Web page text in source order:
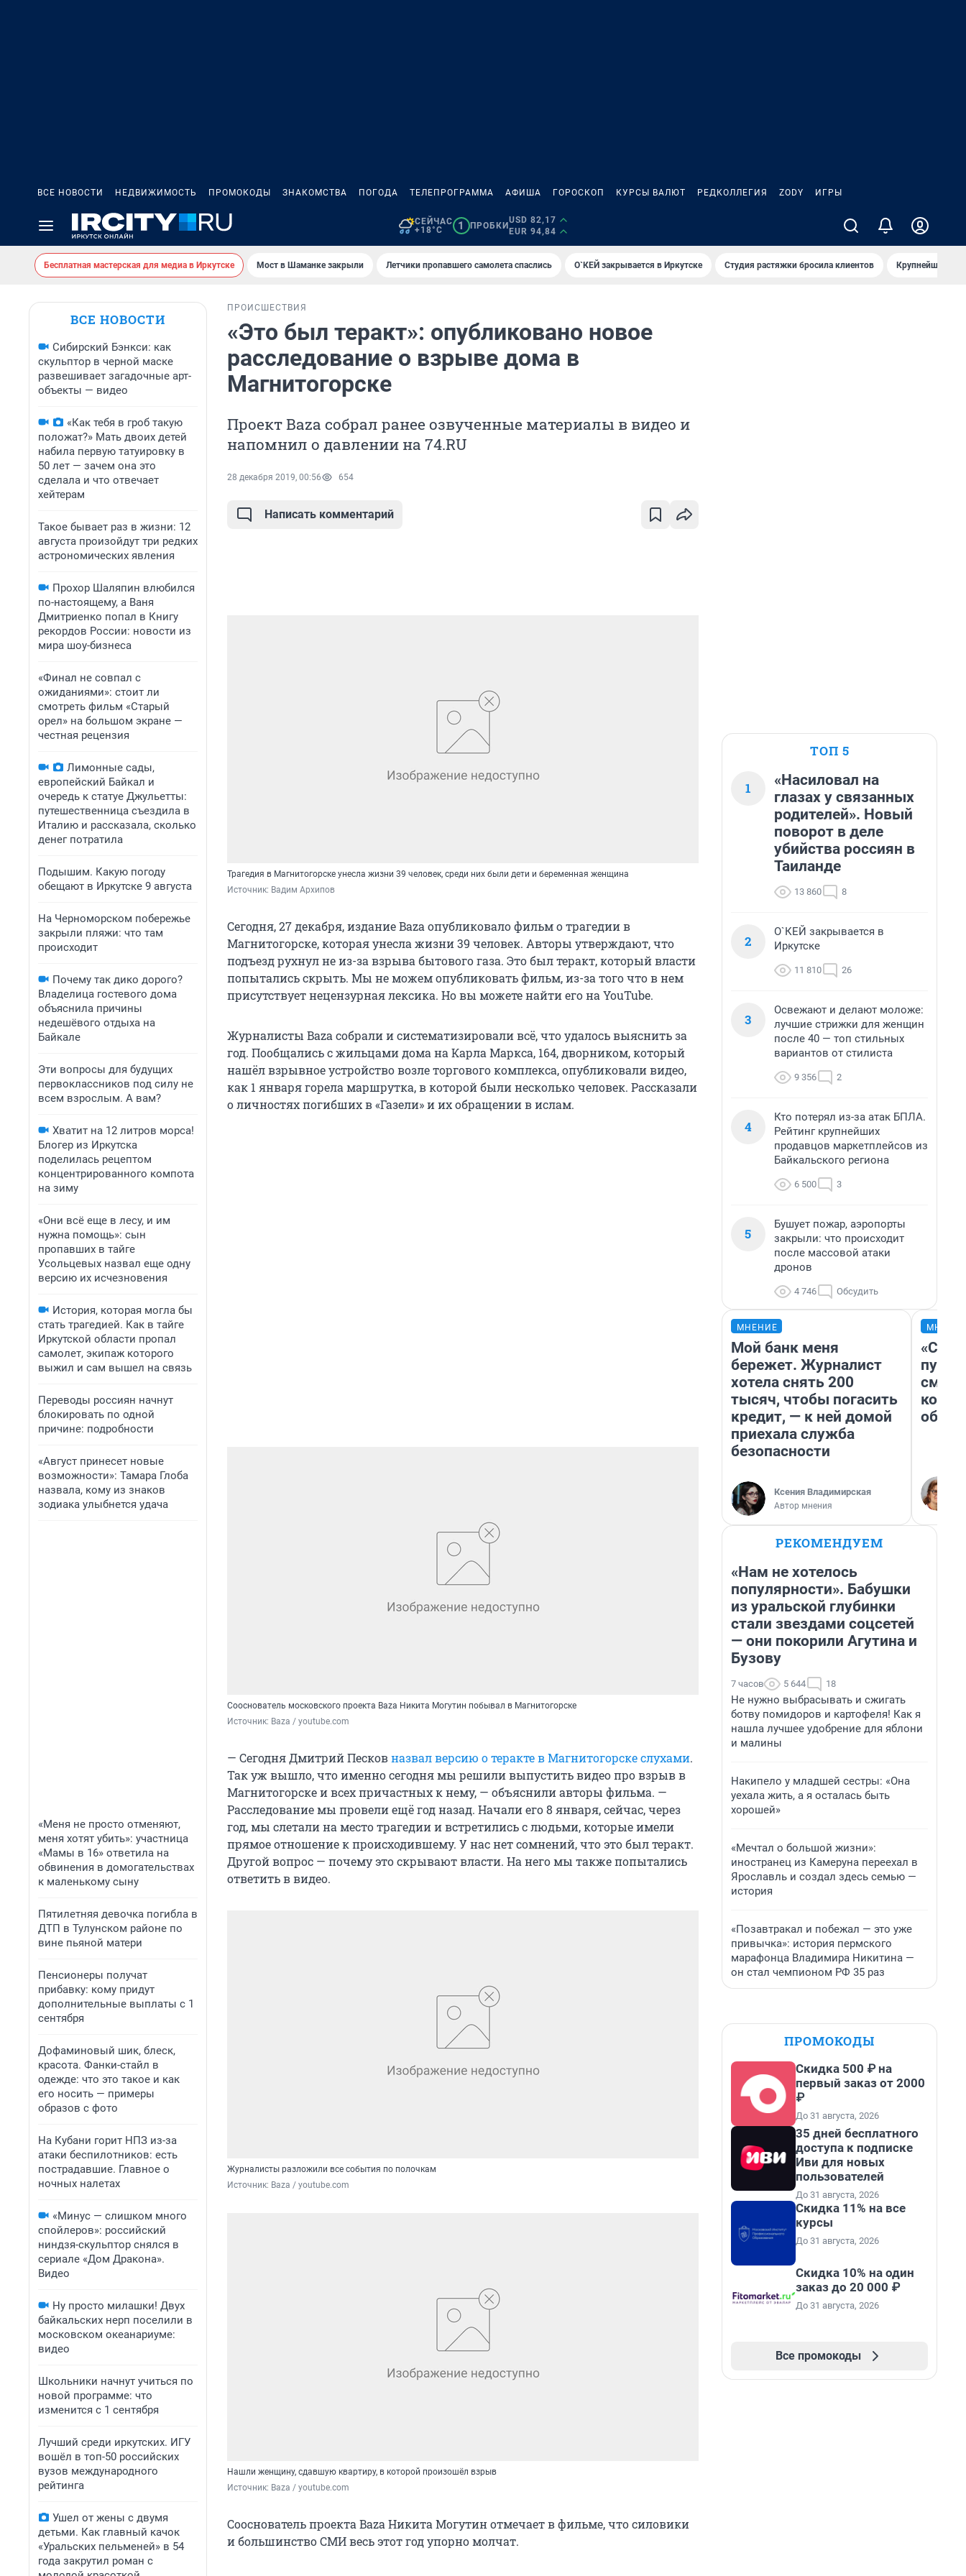
ВСЕ НОВОСТИ НЕДВИЖИМОСТЬ ПРОМОКОДЫ ЗНАКОМСТВА ПОГОДА ТЕЛЕПРОГРАММА АФИША ГОРОСКОП КУРСЫ ВАЛЮТ РЕДКОЛЛЕГИЯ ZODY ИГРЫ
СЕЙЧАС
+18°C
1 ПРОБКИ
USD 82,17
EUR 94,84
Бесплатная мастерская для медиа в Иркутске Мост в Шаманке закрыли Летчики пропавшего самолета спаслись О`КЕЙ закрывается в Иркутске Студия растяжки бросила клиентов Крупнейшие
ВСЕ НОВОСТИ
Сибирский Бэнкси: как
скульптор в черной маске
развешивает загадочные арт-
объекты — видео
«Как тебя в гроб такую
положат?» Мать двоих детей
набила первую татуировку в
50 лет — зачем она это
сделала и что отвечает
хейтерам
Такое бывает раз в жизни: 12
августа произойдут три редких
астрономических явления
Прохор Шаляпин влюбился
по-настоящему, а Ваня
Дмитриенко попал в Книгу
рекордов России: новости из
мира шоу-бизнеса
«Финал не совпал с
ожиданиями»: стоит ли
смотреть фильм «Старый
орел» на большом экране —
честная рецензия
Лимонные сады,
европейский Байкал и
очередь к статуе Джульетты:
путешественница съездила в
Италию и рассказала, сколько
денег потратила
Подышим. Какую погоду
обещают в Иркутске 9 августа
На Черноморском побережье
закрыли пляжи: что там
происходит
Почему так дико дорого?
Владелица гостевого дома
объяснила причины
недешёвого отдыха на
Байкале
Эти вопросы для будущих
первоклассников под силу не
всем взрослым. А вам?
Хватит на 12 литров морса!
Блогер из Иркутска
поделилась рецептом
концентрированного компота
на зиму
«Они всё еще в лесу, и им
нужна помощь»: сын
пропавших в тайге
Усольцевых назвал еще одну
версию их исчезновения
История, которая могла бы
стать трагедией. Как в тайге
Иркутской области пропал
самолет, экипаж которого
выжил и сам вышел на связь
Переводы россиян начнут
блокировать по одной
причине: подробности
«Август принесет новые
возможности»: Тамара Глоба
назвала, кому из знаков
зодиака улыбнется удача
«Меня не просто отменяют,
меня хотят убить»: участница
«Мамы в 16» ответила на
обвинения в домогательствах
к маленькому сыну
Пятилетняя девочка погибла в
ДТП в Тулунском районе по
вине пьяной матери
Пенсионеры получат
прибавку: кому придут
дополнительные выплаты с 1
сентября
Дофаминовый шик, блеск,
красота. Фанки-стайл в
одежде: что это такое и как
его носить — примеры
образов с фото
На Кубани горит НПЗ из-за
атаки беспилотников: есть
пострадавшие. Главное о
ночных налетах
«Минус — слишком много
спойлеров»: российский
ниндзя-скульптор снялся в
сериале «Дом Дракона».
Видео
Ну просто милашки! Двух
байкальских нерп поселили в
московском океанариуме:
видео
Школьники начнут учиться по
новой программе: что
изменится с 1 сентября
Лучший среди иркутских. ИГУ
вошёл в топ-50 российских
вузов международного
рейтинга
Ушел от жены с двумя
детьми. Как главный качок
«Уральских пельменей» в 54
года закрутил роман с
ПРОИСШЕСТВИЯ
«Это был теракт»: опубликовано новое
расследование о взрыве дома в
Магнитогорске
Проект Baza собрал ранее озвученные материалы в видео и
напомнил о давлении на 74.RU
28 декабря 2019, 00:56 654
Написать комментарий
Трагедия в Магнитогорске унесла жизни 39 человек, среди них были дети и беременная женщина
Источник: Вадим Архипов
Сегодня, 27 декабря, издание Baza опубликовало фильм о трагедии в
Магнитогорске, которая унесла жизни 39 человек. Авторы утверждают, что
подъезд рухнул не из-за взрыва бытового газа. Это был теракт, который власти
попытались скрыть. Мы не можем опубликовать фильм, из-за того что в нем
присутствует нецензурная лексика. Но вы можете найти его на YouTube.
Журналисты Baza собрали и систематизировали всё, что удалось выяснить за
год. Пообщались с жильцами дома на Карла Маркса, 164, дворником, который
нашёл взрывное устройство возле торгового комплекса, опубликовали видео,
как 1 января горела маршрутка, в которой были несколько человек. Рассказали
о личностях погибших в «Газели» и их обращении в ислам.
Сооснователь московского проекта Baza Никита Могутин побывал в Магнитогорске
Источник: Baza / youtube.com
— Сегодня Дмитрий Песковназвал версию о теракте в Магнитогорске слухами.
Так уж вышло, что именно сегодня мы решили выпустить видео про взрыв в
Магнитогорске и всех причастных к нему, — объяснили авторы фильма. —
Расследование мы провели ещё год назад. Начали его 8 января, сейчас, через
год, мы слетали на место трагедии и встретились с людьми, которые имели
прямое отношение к происходившему. У нас нет сомнений, что это был теракт.
Другой вопрос — почему это скрывают власти. На него мы также попытались
ответить в видео.
Журналисты разложили все события по полочкам
Источник: Baza / youtube.com
Нашли женщину, сдавшую квартиру, в которой произошёл взрыв
Источник: Baza / youtube.com
Сооснователь проекта Baza Никита Могутин отмечает в фильме, что силовики
и большинство СМИ весь этот год упорно молчат.
ТОП 5
1
«Насиловал на
глазах у связанных
родителей». Новый
поворот в деле
убийства россиян в
Таиланде
13 860 8
2
О`КЕЙ закрывается в
Иркутске
11 810 26
3
Освежают и делают моложе:
лучшие стрижки для женщин
после 40 — топ стильных
вариантов от стилиста
9 356 2
4
Кто потерял из-за атак БПЛА.
Рейтинг крупнейших
продавцов маркетплейсов из
Байкальского региона
6 500 3
5
Бушует пожар, аэропорты
закрыли: что происходит
после массовой атаки
дронов
4 746 Обсудить
МНЕНИЕ
Мой банк меня
бережет. Журналист
хотела снять 200
тысяч, чтобы погасить
кредит, — к ней домой
приехала служба
безопасности
Ксения Владимирская
Автор мнения
РЕКОМЕНДУЕМ
«Нам не хотелось
популярности». Бабушки
из уральской глубинки
стали звездами соцсетей
— они покорили Агутина и
Бузову
7 часов 5 644 18
Не нужно выбрасывать и сжигать
ботву помидоров и картофеля! Как я
нашла лучшее удобрение для яблони
и малины
Накипело у младшей сестры: «Она
уехала жить, а я осталась быть
хорошей»
«Мечтал о большой жизни»:
иностранец из Камеруна переехал в
Ярославль и создал здесь семью —
история
«Позавтракал и побежал — это уже
привычка»: история пермского
марафонца Владимира Никитина —
он стал чемпионом РФ 35 раз
ПРОМОКОДЫ
Скидка 500 ₽ на
первый заказ от 2000
₽
До 31 августа, 2026
35 дней бесплатного
доступа к подписке
Иви для новых
пользователей
До 31 августа, 2026
Скидка 11% на все
курсы
До 31 августа, 2026
Скидка 10% на один
заказ до 20 000 ₽
До 31 августа, 2026
Все промокоды